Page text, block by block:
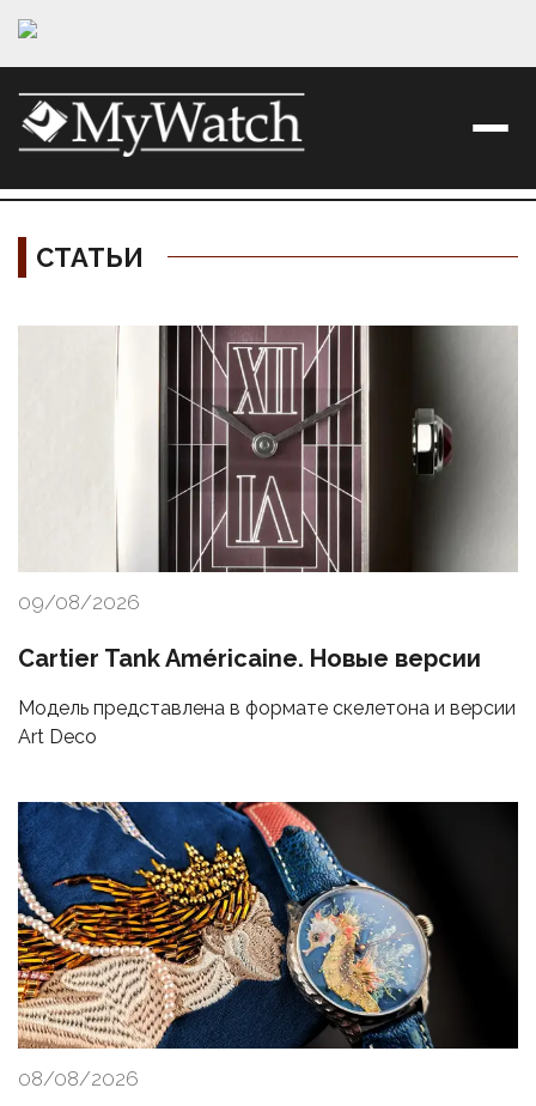
СТАТЬИ
Материалы
09/08/2026
Cartier Tank Américaine. Новые версии
Модель представлена в формате скелетона и версии
Art Deco
08/08/2026